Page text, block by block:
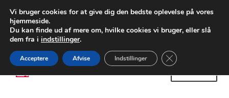
LEVERING fra 55 kr.
FEDEX verdensomspændende forsendelse
80 82 72 02
Spring
til
Spring
til
Vi bruger cookies for at give dig den bedste oplevelse på vores
hjemmeside.
Du kan finde ud af mere om, hvilke cookies vi bruger, eller slå
dem fra i indstillinger.
Acceptere Afvise Indstillinger Close GDPR